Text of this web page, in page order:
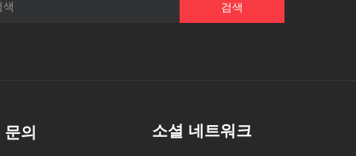
검색
문의 소셜 네트워크